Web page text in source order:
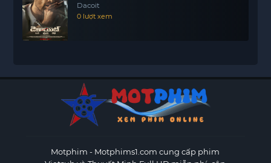
Dacoit
0 lượt xem
Motphim - Motphims1.com cung cấp phim